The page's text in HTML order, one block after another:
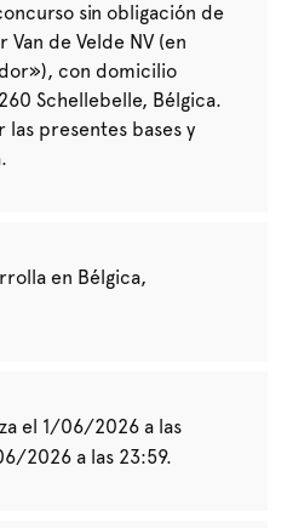
sin obligación de
de Velde NV (en
con domicilio
Schellebelle, Bélgica.
las presentes bases y
en Bélgica,
el 1/06/2026 a las
2026 a las 23:59.